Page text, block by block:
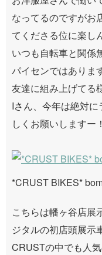
なってるのですがお
てくださる位に楽し
いつも自転車と関係
パイセンではありま
友達に組み上げてる
Iさん、今年は絶対
しくお願いしますー！
*CRUST BIKES*
こちらは幡ヶ谷店展
ジタルの初店頭展示
CRUSTの中でも人